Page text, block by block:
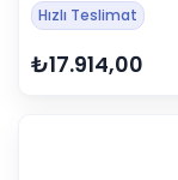
Hızlı Teslimat
₺17.914,00